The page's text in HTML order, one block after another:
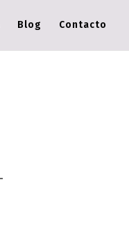
Blog Contacto